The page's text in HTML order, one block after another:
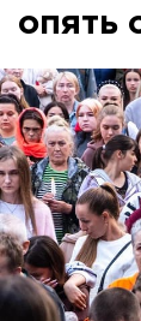
опять